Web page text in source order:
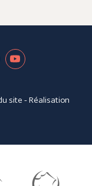
site - Réalisation